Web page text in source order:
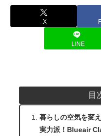
X
LINE
目
暮らしの空気を変
実力派！Blueair